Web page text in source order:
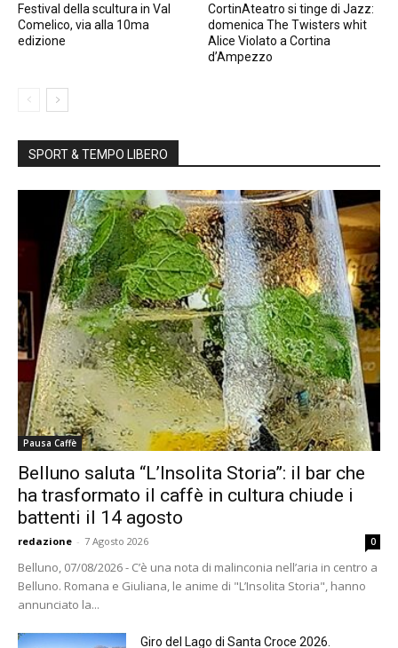
Festival della scultura in Val
Comelico, via alla 10ma
edizione
CortinAteatro si tinge di Jazz:
domenica The Twisters whit
Alice Violato a Cortina
d’Ampezzo
SPORT & TEMPO LIBERO
Pausa Caffè
Belluno saluta “L’Insolita Storia”: il bar che
ha trasformato il caffè in cultura chiude i
battenti il 14 agosto
redazione - 7 Agosto 2026 0
Belluno, 07/08/2026 - C’è una nota di malinconia nell’aria in centro a
Belluno. Romana e Giuliana, le anime di "L’Insolita Storia", hanno
annunciato la...
Giro del Lago di Santa Croce 2026.